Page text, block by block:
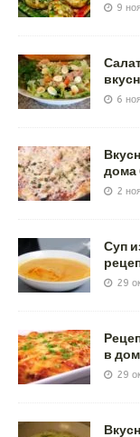
9
6
дома
2
Суп
29
в
29